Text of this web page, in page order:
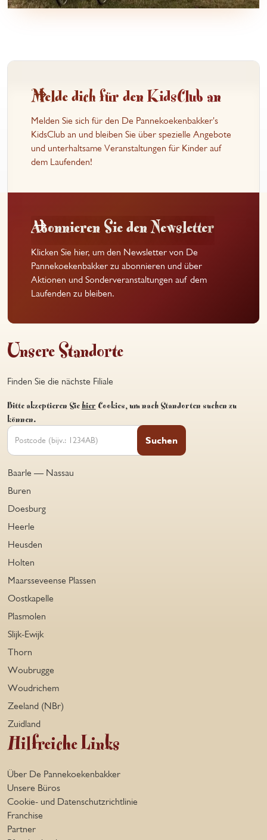
Melde dich für den KidsClub an
Melden Sie sich für den De Pannekoekenbakker's
KidsClub an und bleiben Sie über spezielle Angebote
und unterhaltsame Veranstaltungen für Kinder auf
dem Laufenden!
Abonnieren Sie den Newsletter
Klicken Sie hier, um den Newsletter von De
Pannekoekenbakker zu abonnieren und über
Aktionen und Sonderveranstaltungen auf dem
Laufenden zu bleiben.
Unsere Standorte
Finden Sie die nächste Filiale
Bitte akzeptieren Sie hier Cookies, um nach Standorten suchen zu
können.
Suchen
Baarle — Nassau
Buren
Doesburg
Heerle
Heusden
Holten
Maarsseveense Plassen
Oostkapelle
Plasmolen
Slijk-Ewijk
Thorn
Woubrugge
Woudrichem
Zeeland (NBr)
Zuidland
Hilfreiche Links
Über De Pannekoekenbakker
Unsere Büros
Cookie- und Datenschutzrichtlinie
Franchise
Partner